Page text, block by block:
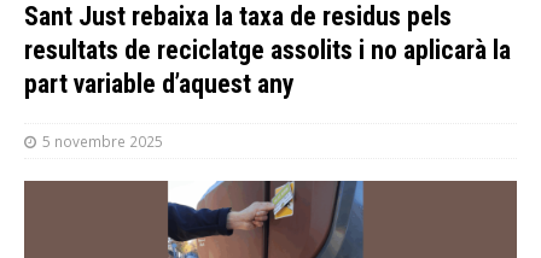
Sant Just rebaixa la taxa de residus pels
resultats de reciclatge assolits i no aplicarà la
part variable d’aquest any
5 novembre 2025